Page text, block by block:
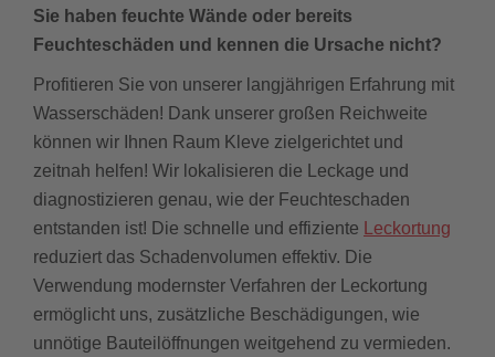
Sie haben feuchte Wände oder bereits
Feuchteschäden und kennen die Ursache nicht?
Profitieren Sie von unserer langjährigen Erfahrung mit
Wasserschäden! Dank unserer großen Reichweite
können wir Ihnen Raum Kleve zielgerichtet und
zeitnah helfen! Wir lokalisieren die Leckage und
diagnostizieren genau, wie der Feuchteschaden
entstanden ist! Die schnelle und effiziente
Leckortung
reduziert das Schadenvolumen effektiv. Die
Verwendung modernster Verfahren der Leckortung
ermöglicht uns, zusätzliche Beschädigungen, wie
unnötige Bauteilöffnungen weitgehend zu vermieden.